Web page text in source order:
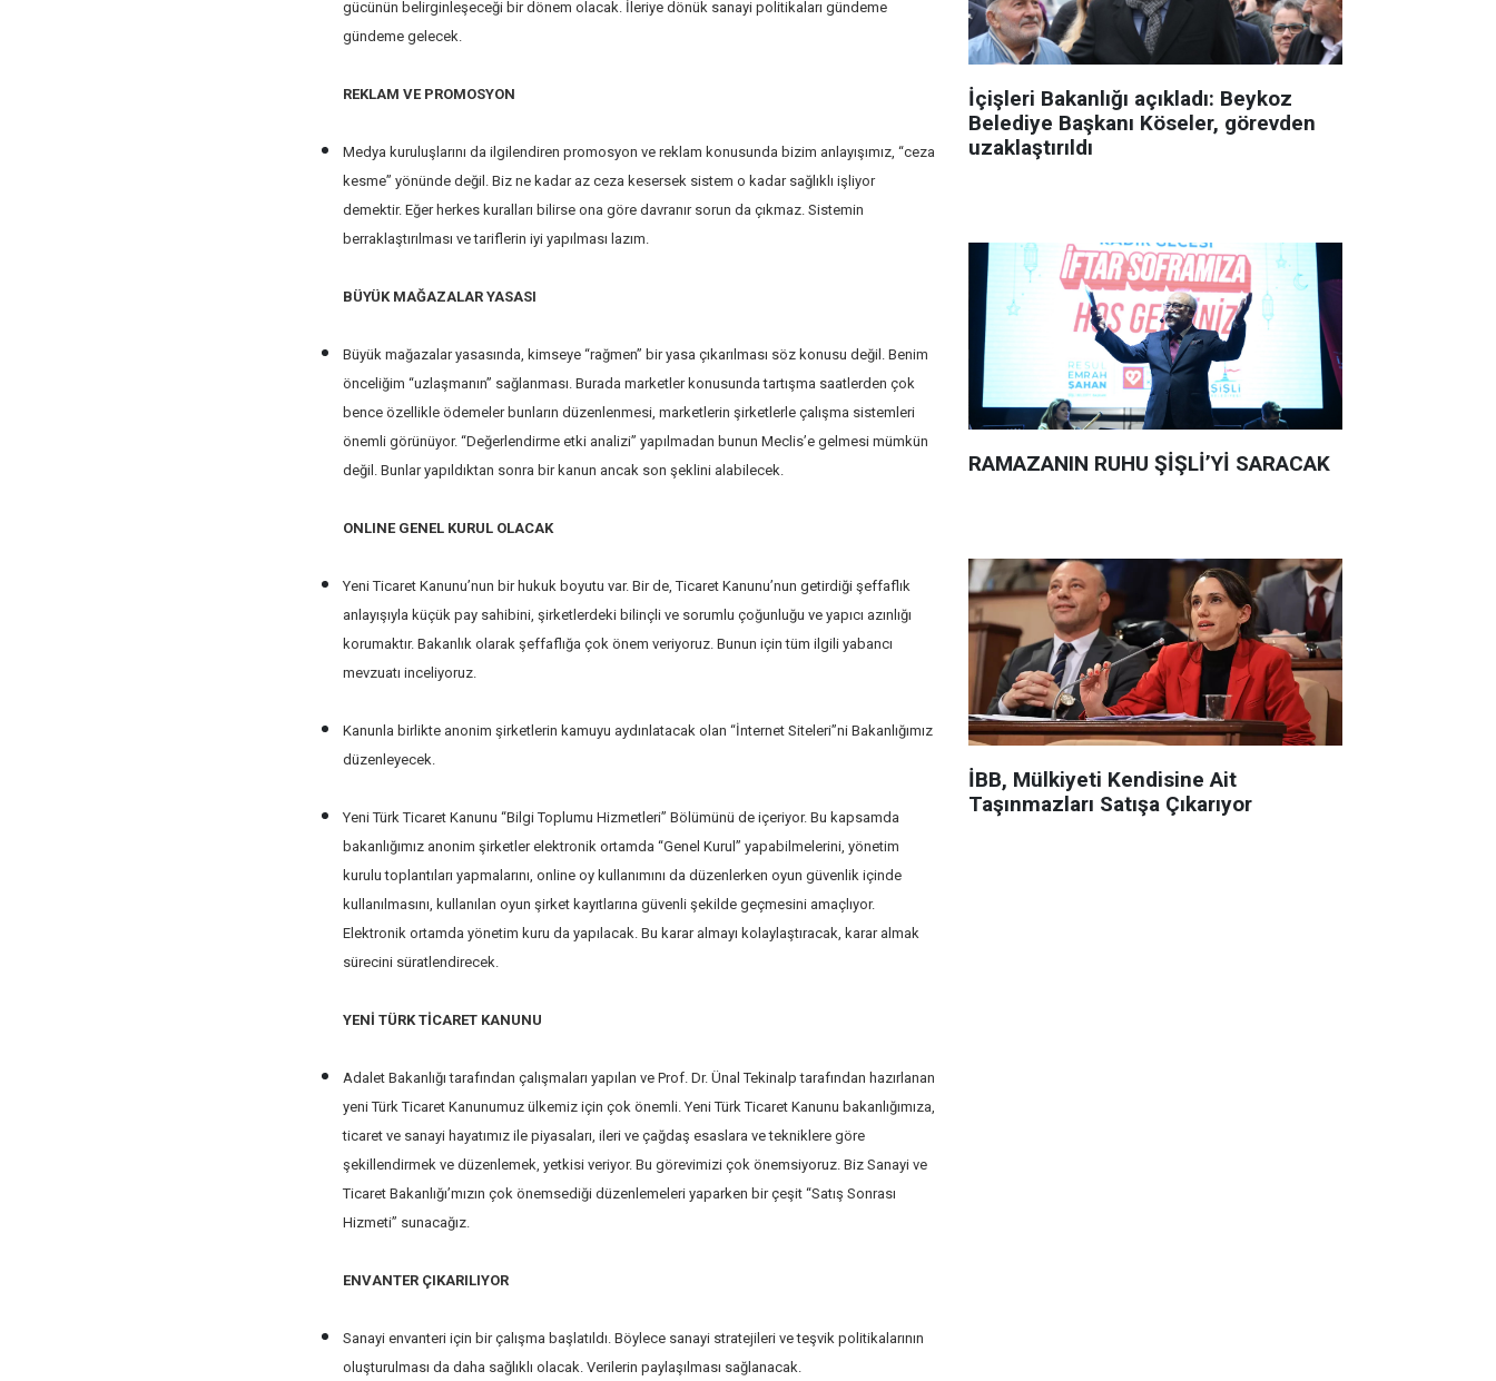
gücünün belirginleşeceği bir dönem olacak. İleriye dönük sanayi politikaları gündeme
gündeme gelecek.
REKLAM VE PROMOSYON
Medya kuruluşlarını da ilgilendiren promosyon ve reklam konusunda bizim anlayışımız, “ceza
kesme” yönünde değil. Biz ne kadar az ceza kesersek sistem o kadar sağlıklı işliyor
demektir. Eğer herkes kuralları bilirse ona göre davranır sorun da çıkmaz. Sistemin
berraklaştırılması ve tariflerin iyi yapılması lazım.
BÜYÜK MAĞAZALAR YASASI
Büyük mağazalar yasasında, kimseye “rağmen” bir yasa çıkarılması söz konusu değil. Benim
önceliğim “uzlaşmanın” sağlanması. Burada marketler konusunda tartışma saatlerden çok
bence özellikle ödemeler bunların düzenlenmesi, marketlerin şirketlerle çalışma sistemleri
önemli görünüyor. “Değerlendirme etki analizi” yapılmadan bunun Meclis’e gelmesi mümkün
değil. Bunlar yapıldıktan sonra bir kanun ancak son şeklini alabilecek.
ONLINE GENEL KURUL OLACAK
Yeni Ticaret Kanunu’nun bir hukuk boyutu var. Bir de, Ticaret Kanunu’nun getirdiği şeffaflık
anlayışıyla küçük pay sahibini, şirketlerdeki bilinçli ve sorumlu çoğunluğu ve yapıcı azınlığı
korumaktır. Bakanlık olarak şeffaflığa çok önem veriyoruz. Bunun için tüm ilgili yabancı
mevzuatı inceliyoruz.
Kanunla birlikte anonim şirketlerin kamuyu aydınlatacak olan “İnternet Siteleri”ni Bakanlığımız
düzenleyecek.
Yeni Türk Ticaret Kanunu “Bilgi Toplumu Hizmetleri” Bölümünü de içeriyor. Bu kapsamda
bakanlığımız anonim şirketler elektronik ortamda “Genel Kurul” yapabilmelerini, yönetim
kurulu toplantıları yapmalarını, online oy kullanımını da düzenlerken oyun güvenlik içinde
kullanılmasını, kullanılan oyun şirket kayıtlarına güvenli şekilde geçmesini amaçlıyor.
Elektronik ortamda yönetim kuru da yapılacak. Bu karar almayı kolaylaştıracak, karar almak
sürecini süratlendirecek.
YENİ TÜRK TİCARET KANUNU
Adalet Bakanlığı tarafından çalışmaları yapılan ve Prof. Dr. Ünal Tekinalp tarafından hazırlanan
yeni Türk Ticaret Kanunumuz ülkemiz için çok önemli. Yeni Türk Ticaret Kanunu bakanlığımıza,
ticaret ve sanayi hayatımız ile piyasaları, ileri ve çağdaş esaslara ve tekniklere göre
şekillendirmek ve düzenlemek, yetkisi veriyor. Bu görevimizi çok önemsiyoruz. Biz Sanayi ve
Ticaret Bakanlığı’mızın çok önemsediği düzenlemeleri yaparken bir çeşit “Satış Sonrası
Hizmeti” sunacağız.
ENVANTER ÇIKARILIYOR
Sanayi envanteri için bir çalışma başlatıldı. Böylece sanayi stratejileri ve teşvik politikalarının
oluşturulması da daha sağlıklı olacak. Verilerin paylaşılması sağlanacak.
İçişleri Bakanlığı açıkladı: Beykoz
Belediye Başkanı Köseler, görevden
uzaklaştırıldı
RAMAZANIN RUHU ŞİŞLİ’Yİ SARACAK
İBB, Mülkiyeti Kendisine Ait
Taşınmazları Satışa Çıkarıyor